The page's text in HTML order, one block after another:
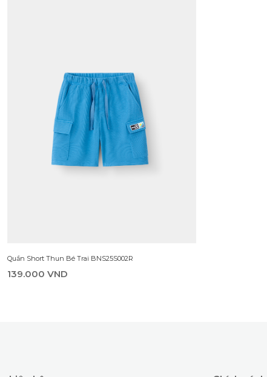
Quần Short Thun Bé Trai BNS25S002R
139.000 VND